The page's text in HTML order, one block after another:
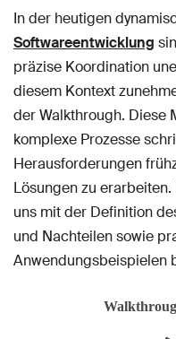
In der heutigen
Softwareentwicklung
präzise Koordination
diesem Kontext
der Walkthrough. Diese
komplexe Prozesse
Herausforderungen
Lösungen zu
uns mit der Definition
und Nachteilen sowie
Anwendungsbeispielen